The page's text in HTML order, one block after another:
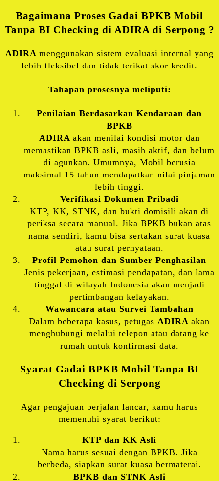
Bagaimana Proses Gadai BPKB Mobil
Tanpa BI Checking di ADIRA di Serpong ?
ADIRA menggunakan sistem evaluasi internal yang
lebih fleksibel dan tidak terikat skor kredit.
Tahapan prosesnya meliputi:
Penilaian Berdasarkan Kendaraan dan
BPKB
ADIRA akan menilai kondisi motor dan
memastikan BPKB asli, masih aktif, dan belum
di agunkan. Umumnya, Mobil berusia
maksimal 15 tahun mendapatkan nilai pinjaman
lebih tinggi.
Verifikasi Dokumen Pribadi
KTP, KK, STNK, dan bukti domisili akan di
periksa secara manual. Jika BPKB bukan atas
nama sendiri, kamu bisa sertakan surat kuasa
atau surat pernyataan.
Profil Pemohon dan Sumber Penghasilan
Jenis pekerjaan, estimasi pendapatan, dan lama
tinggal di wilayah Indonesia akan menjadi
pertimbangan kelayakan.
Wawancara atau Survei Tambahan
Dalam beberapa kasus, petugas ADIRA akan
menghubungi melalui telepon atau datang ke
rumah untuk konfirmasi data.
Syarat Gadai BPKB Mobil Tanpa BI
Checking di Serpong
Agar pengajuan berjalan lancar, kamu harus
memenuhi syarat berikut:
KTP dan KK Asli
Nama harus sesuai dengan BPKB. Jika
berbeda, siapkan surat kuasa bermaterai.
BPKB dan STNK Asli